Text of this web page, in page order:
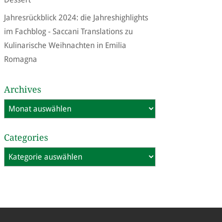
Jahresrückblick 2024: die Jahreshighlights
im Fachblog - Saccani Translationszu
Kulinarische Weihnachten in Emilia
Romagna
Archives
Archives
Categories
Categories